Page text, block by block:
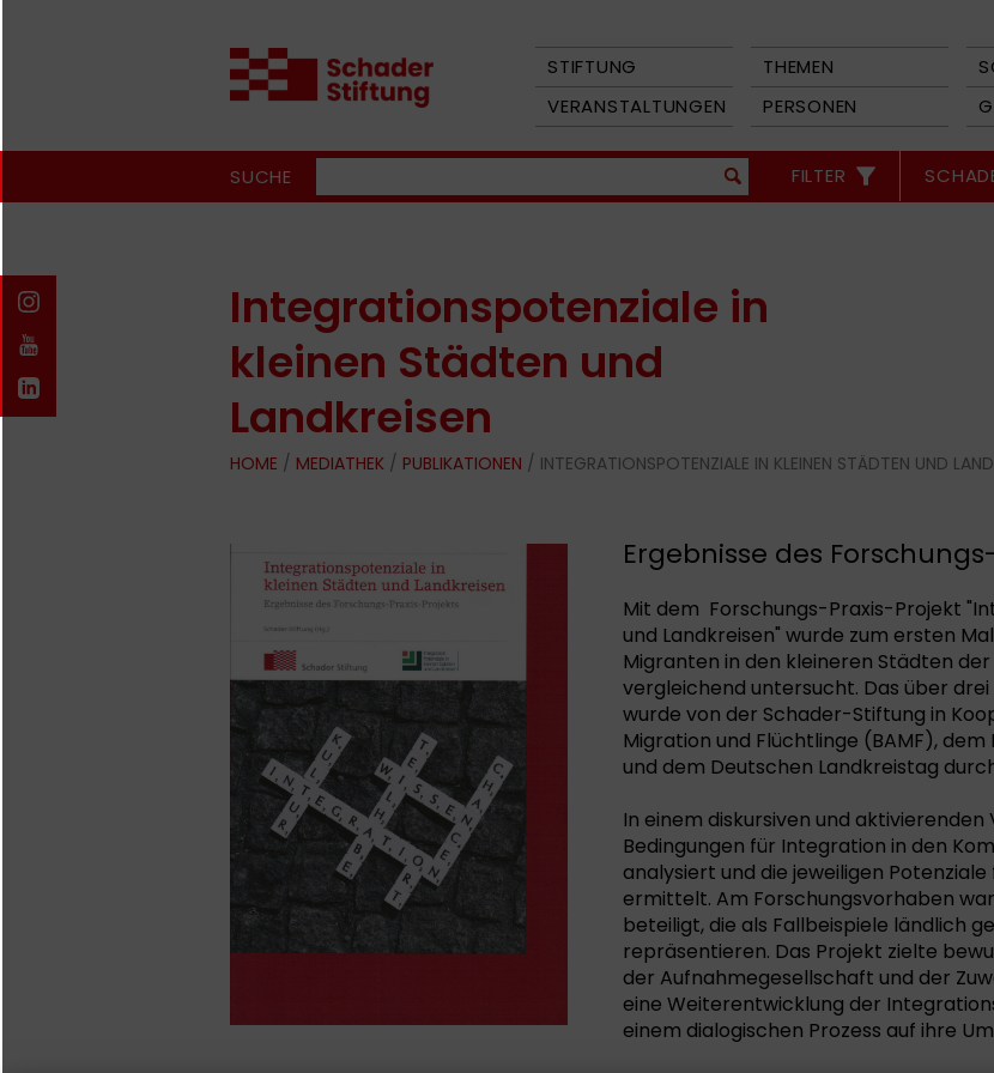
STIFTUNG THEMEN
VERANSTALTUNGEN
PERSONEN
SUCHE FILTER
Integrationspotenziale in
kleinen Städten und
Landkreisen
HOME / MEDIATHEK / PUBLIKATIONEN / INTEGRATIONSPOTENZIALE IN KLEINEN STÄDTEN UND
Ergebnisse des
Mit dem Forschungs-Praxis-Projekt
und Landkreisen" wurde zum ersten
Migranten in den kleineren Städten
vergleichend untersucht. Das über
wurde von der Schader-Stiftung in
Migration und Flüchtlinge (BAMF),
und dem Deutschen Landkreistag
In einem diskursiven und
Bedingungen für Integration in den
analysiert und die jeweiligen
ermittelt. Am Forschungsvorhaben
beteiligt, die als Fallbeispiele ländlich
repräsentieren. Das Projekt zielte
der Aufnahmegesellschaft und der
eine Weiterentwicklung der
einem dialogischen Prozess auf ihre